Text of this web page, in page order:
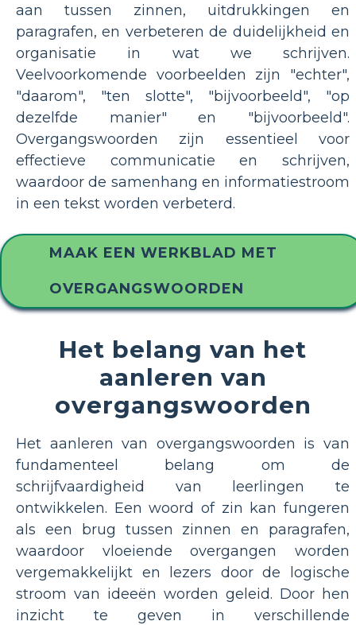
aan tussen zinnen, uitdrukkingen en
paragrafen, en verbeteren de duidelijkheid en
organisatie in wat we schrijven.
Veelvoorkomende voorbeelden zijn "echter",
"daarom", "ten slotte", "bijvoorbeeld", "op
dezelfde manier" en "bijvoorbeeld".
Overgangswoorden zijn essentieel voor
effectieve communicatie en schrijven,
waardoor de samenhang en informatiestroom
in een tekst worden verbeterd.
MAAK EEN WERKBLAD MET
OVERGANGSWOORDEN
Het belang van het
aanleren van
overgangswoorden
Het aanleren van overgangswoorden is van
fundamenteel belang om de
schrijfvaardigheid van leerlingen te
ontwikkelen. Een woord of zin kan fungeren
als een brug tussen zinnen en paragrafen,
waardoor vloeiende overgangen worden
vergemakkelijkt en lezers door de logische
stroom van ideeën worden geleid. Door hen
inzicht te geven in verschillende